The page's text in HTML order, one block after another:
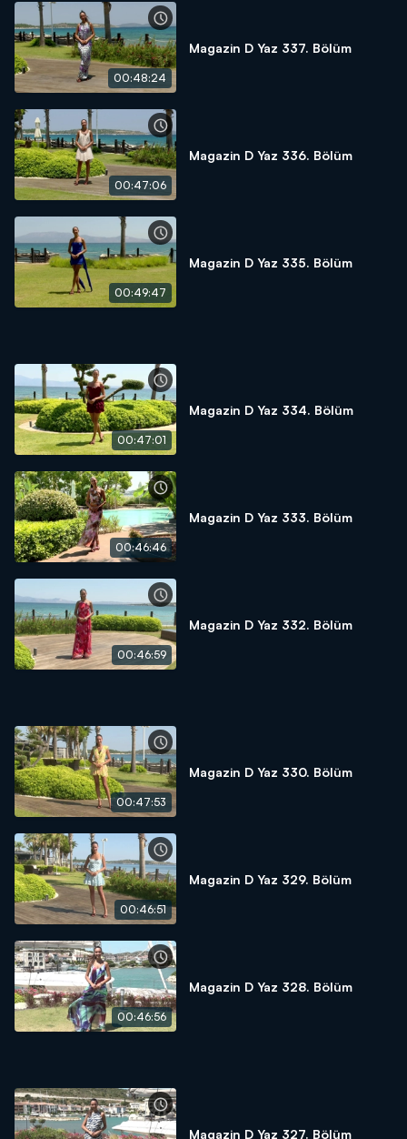
00:48:24
Magazin D Yaz 337. Bölüm
00:47:06
Magazin D Yaz 336. Bölüm
00:49:47
Magazin D Yaz 335. Bölüm
00:47:01
Magazin D Yaz 334. Bölüm
00:46:46
Magazin D Yaz 333. Bölüm
00:46:59
Magazin D Yaz 332. Bölüm
00:47:53
Magazin D Yaz 330. Bölüm
00:46:51
Magazin D Yaz 329. Bölüm
00:46:56
Magazin D Yaz 328. Bölüm
Magazin D Yaz 327. Bölüm